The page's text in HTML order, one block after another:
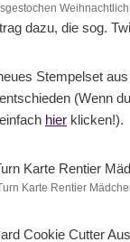
dazu, die sog.
Stempelset
(Wenn
hier klicken!).
Karte Rentier